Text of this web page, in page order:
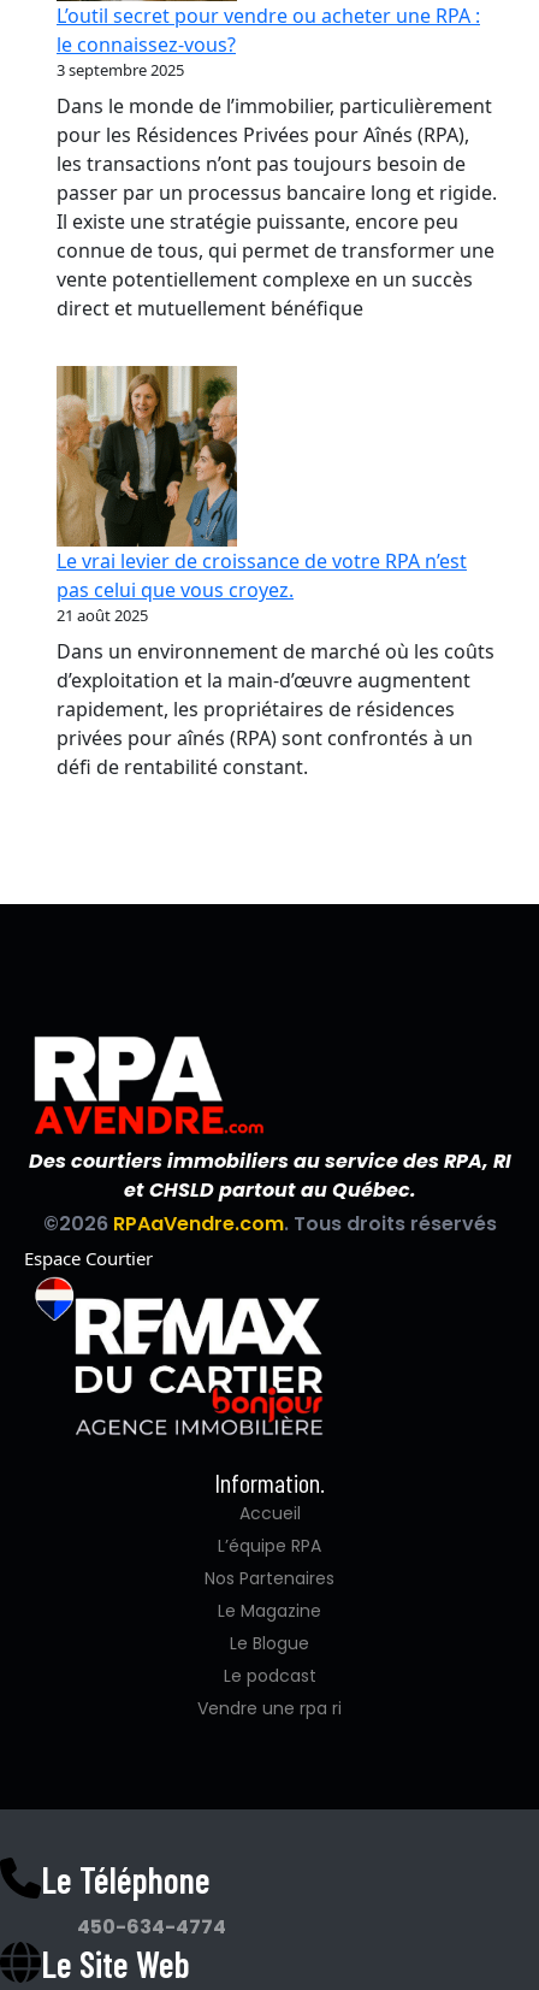
L’outil secret pour vendre ou acheter une RPA :
le connaissez-vous?
3 septembre 2025
Dans le monde de l’immobilier, particulièrement
pour les Résidences Privées pour Aînés (RPA),
les transactions n’ont pas toujours besoin de
passer par un processus bancaire long et rigide.
Il existe une stratégie puissante, encore peu
connue de tous, qui permet de transformer une
vente potentiellement complexe en un succès
direct et mutuellement bénéfique
Le vrai levier de croissance de votre RPA n’est
pas celui que vous croyez.
21 août 2025
Dans un environnement de marché où les coûts
d’exploitation et la main-d’œuvre augmentent
rapidement, les propriétaires de résidences
privées pour aînés (RPA) sont confrontés à un
défi de rentabilité constant.
Des courtiers immobiliers au service des RPA, RI
et CHSLD partout au Québec.
©2026 RPAaVendre.com. Tous droits réservés
Espace Courtier
Information.
Accueil
L’équipe RPA
Nos Partenaires
Le Magazine
Le Blogue
Le podcast
Vendre une rpa ri
Le Téléphone
450-634-4774
Le Site Web